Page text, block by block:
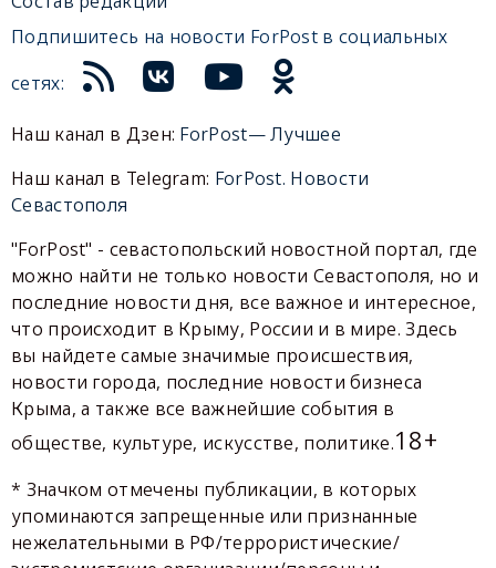
Подпишитесь на новости ForPost в социальных
сетях:
Наш канал в Дзен: ForPost— Лучшее
Наш канал в Telegram: ForPost. Новости
Севастополя
"ForPost" - севастопольский новостной портал, где
можно найти не только новости Севастополя, но и
последние новости дня, все важное и интересное,
что происходит в Крыму, России и в мире. Здесь
вы найдете самые значимые происшествия,
новости города, последние новости бизнеса
Крыма, а также все важнейшие события в
обществе, культуре, искусстве, политике.18+
* Значком отмечены публикации, в которых
упоминаются запрещенные или признанные
нежелательными в РФ/террористические/